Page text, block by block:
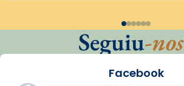
Seguiu-nos
Facebook